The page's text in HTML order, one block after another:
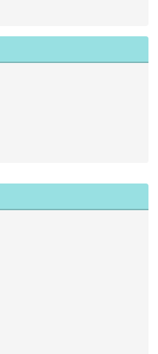
drive/folders/